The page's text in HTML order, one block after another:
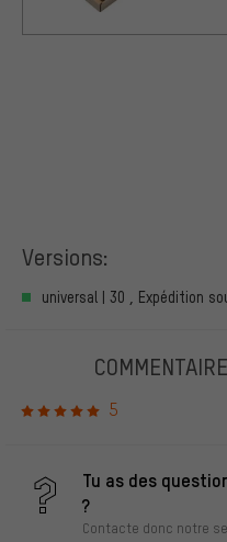
Versions:
universal | 30 , Expédition
5
Tu as des
?
Contacte donc notre